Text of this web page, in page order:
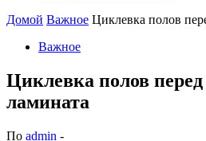
Домой Важное Циклевка полов
Важное
Циклевка полов
ламината
По admin -